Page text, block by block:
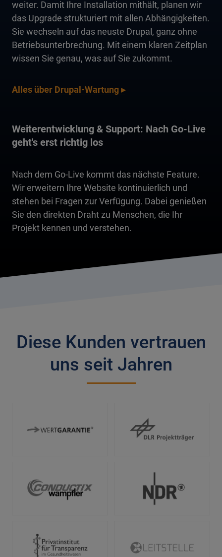
weiter. Damit Ihre Installation mithält, planen wir
das Upgrade strukturiert mit allen Abhängigkeiten.
Sie wechseln auf das neuste Drupal, ganz ohne
Betriebsunterbrechung. Mit einem klaren Zeitplan
wissen Sie genau, was auf Sie zukommt.
Alles über Drupal-Wartung ▸
Weiterentwicklung & Support: Nach Go-Live
geht's erst richtig los
Nach dem Go-Live kommt das nächste Feature.
Wir erweitern Ihre Website kontinuierlich und
stehen bei Fragen zur Verfügung. Dabei genießen
Sie den direkten Draht zu Menschen, die Ihr
Projekt kennen und verstehen.
Diese Kunden vertrauen
uns seit Jahren